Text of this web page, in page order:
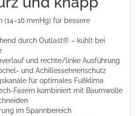
(14–16 mmHg) für bessere
durch Outlast® – kühlt bei
und rechte/linke Ausführung
und Achillessehnenschutz
für optimales Fußklima
Fasern kombiniert mit Baumwolle
im Spannbereich